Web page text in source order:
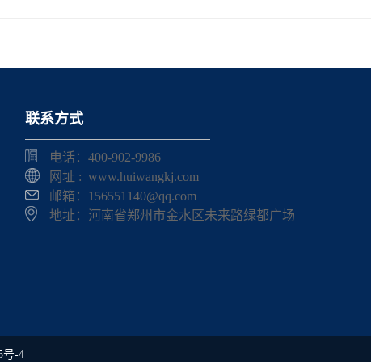
联系方式
电话：400-902-9986
网址 : www.huiwangkj.com
邮箱：156551140@qq.com
地址：河南省郑州市金水区未来路绿都广场
号-4